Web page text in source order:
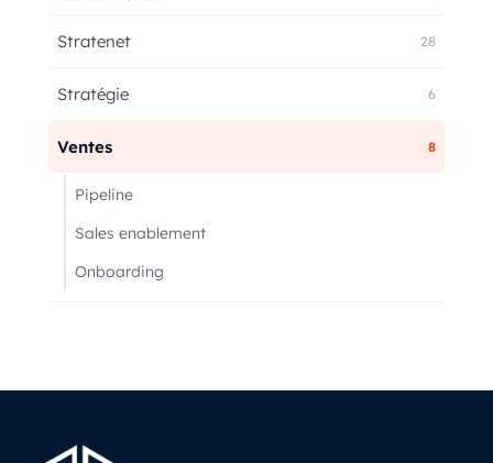
Stratenet 28
Stratégie 6
Ventes 8
Pipeline
Sales enablement
Onboarding